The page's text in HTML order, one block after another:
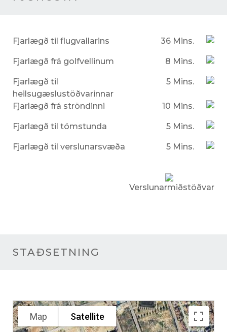
Fjarlægð til flugvallarins 36 Mins.
Fjarlægð frá golfvellinum 8 Mins.
Fjarlægð til
heilsugæslustöðvarinnar
5 Mins.
Fjarlægð frá ströndinni 10 Mins.
Fjarlægð til tómstunda 5 Mins.
Fjarlægð til verslunarsvæða 5 Mins.
Verslunarmiðstöðvar
STAÐSETNING
Map Satellite